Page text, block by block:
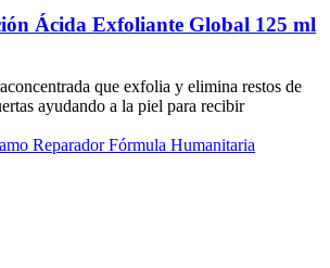
Ácida Exfoliante Global 125 ml
que exfolia y elimina restos de
ayudando a la piel para recibir